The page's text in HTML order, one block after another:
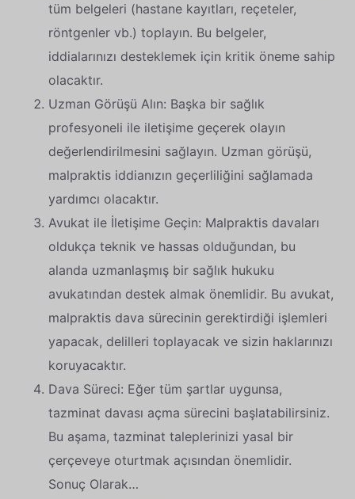
tüm belgeleri (hastane kayıtları, reçeteler,
röntgenler vb.) toplayın. Bu belgeler,
iddialarınızı desteklemek için kritik öneme sahip
olacaktır.
Uzman Görüşü Alın: Başka bir sağlık
profesyoneli ile iletişime geçerek olayın
değerlendirilmesini sağlayın. Uzman görüşü,
malpraktis iddianızın geçerliliğini sağlamada
yardımcı olacaktır.
Avukat ile İletişime Geçin: Malpraktis davaları
oldukça teknik ve hassas olduğundan, bu
alanda uzmanlaşmış bir sağlık hukuku
avukatından destek almak önemlidir. Bu avukat,
malpraktis dava sürecinin gerektirdiği işlemleri
yapacak, delilleri toplayacak ve sizin haklarınızı
koruyacaktır.
Dava Süreci: Eğer tüm şartlar uygunsa,
tazminat davası açma sürecini başlatabilirsiniz.
Bu aşama, tazminat taleplerinizi yasal bir
çerçeveye oturtmak açısından önemlidir.
Sonuç Olarak…